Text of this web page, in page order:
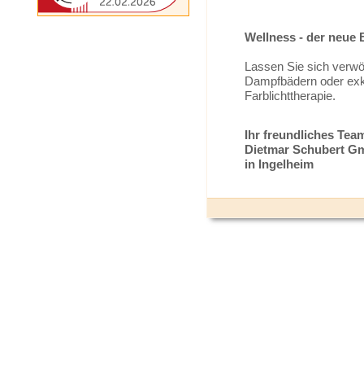
Wellness - der neue
Lassen Sie sich
Dampfbädern oder
Farblichttherapie.
Ihr freundliches
Dietmar Schubert
in Ingelheim